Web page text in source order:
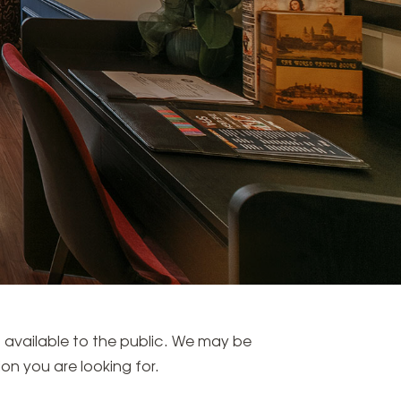
available to the public. We may be
you are looking for.